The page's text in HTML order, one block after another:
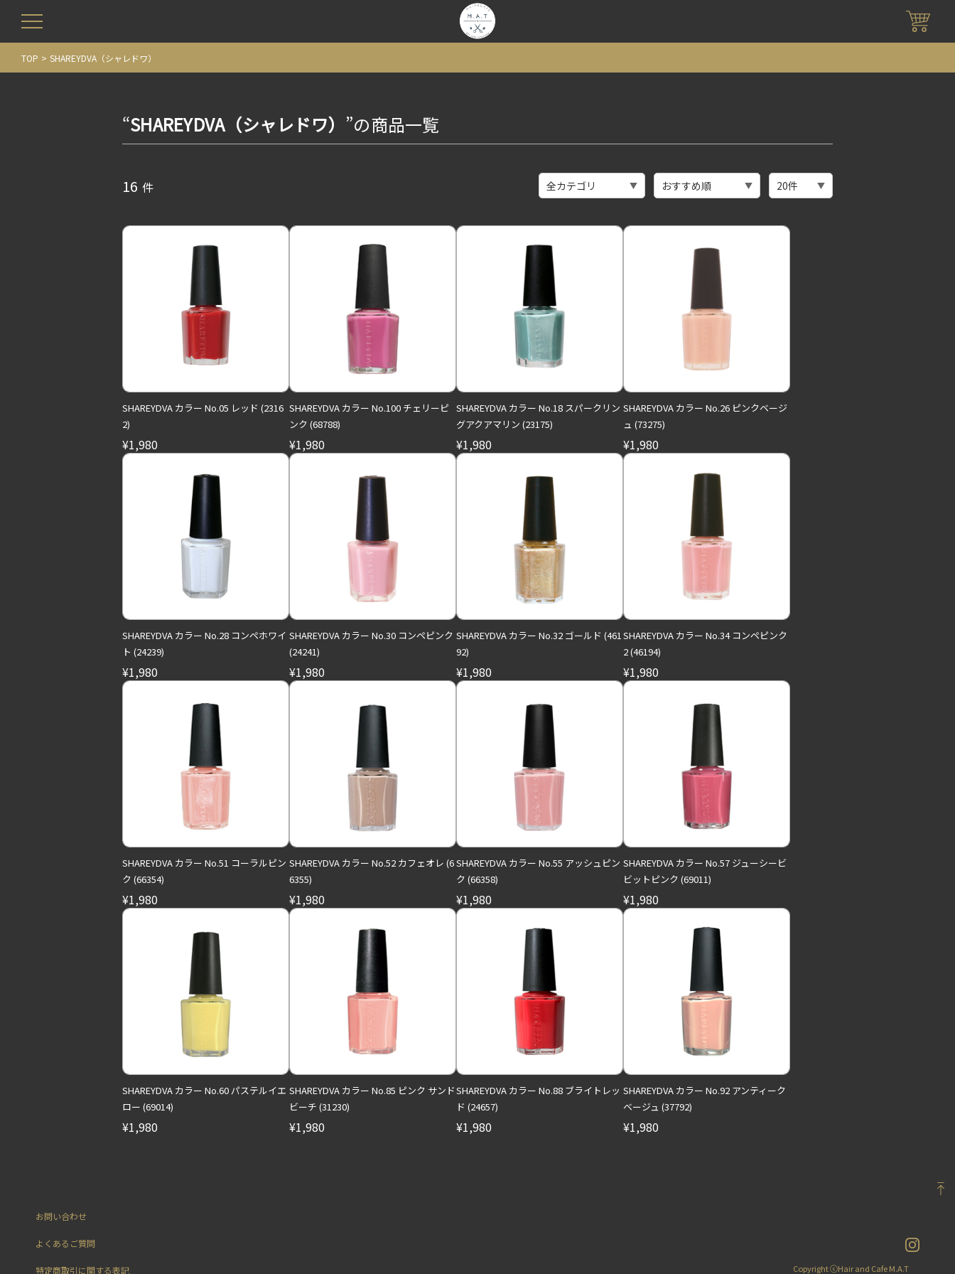
TOP SHAREYDVA（シャレドワ）
“SHAREYDVA（シャレドワ） ”の商品一覧
16 件
SHAREYDVA カラー No.05 レッド (2316
2)
¥1,980
SHAREYDVA カラー No.100 チェリーピ
ンク (68788)
¥1,980
SHAREYDVA カラー No.18 スパークリン
グアクアマリン (23175)
¥1,980
SHAREYDVA カラー No.26 ピンクベージ
ュ (73275)
¥1,980
SHAREYDVA カラー No.28 コンペホワイ
ト (24239)
¥1,980
SHAREYDVA カラー No.30 コンペピンク
(24241)
¥1,980
SHAREYDVA カラー No.32 ゴールド (461
92)
¥1,980
SHAREYDVA カラー No.34 コンペピンク
2 (46194)
¥1,980
SHAREYDVA カラー No.51 コーラルピン
ク (66354)
¥1,980
SHAREYDVA カラー No.52 カフェオレ (6
6355)
¥1,980
SHAREYDVA カラー No.55 アッシュピン
ク (66358)
¥1,980
SHAREYDVA カラー No.57 ジューシービ
ビットピンク (69011)
¥1,980
SHAREYDVA カラー No.60 パステルイエ
ロー (69014)
¥1,980
SHAREYDVA カラー No.85 ピンク サンド
ビーチ (31230)
¥1,980
SHAREYDVA カラー No.88 ブライトレッ
ド (24657)
¥1,980
SHAREYDVA カラー No.92 アンティーク
ベージュ (37792)
¥1,980
お問い合わせ
よくあるご質問
特定商取引に関する表記 Copyright ⓒHair and Cafe M.A.T